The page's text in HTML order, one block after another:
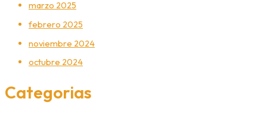
marzo 2025
febrero 2025
noviembre 2024
octubre 2024
Categorias